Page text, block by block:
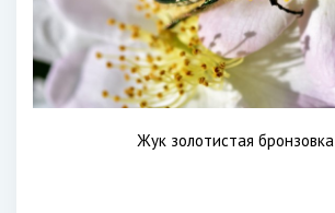
Жук золотистая бронзовка